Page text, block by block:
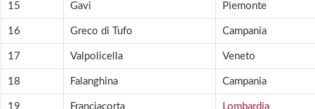
15 Gavi Piemonte
16 Greco di Tufo Campania
17 Valpolicella Veneto
18 Falanghina Campania
19 Franciacorta Lombardia